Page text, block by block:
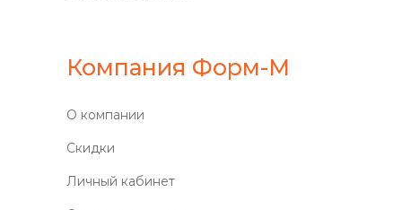
Компания Форм-М
О компании
Скидки
Личный кабинет